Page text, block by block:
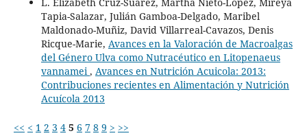
Tapia-Salazar, Julián Gamboa-Delgado, Maribel
Maldonado-Muñiz, David Villarreal-Cavazos, Denis
Ricque-Marie, Avances en la Valoración de Macroalgas
del Género Ulva como Nutracéutico en Litopenaeus
vannamei, Avances en Nutrición Acuicola: 2013:
Contribuciones recientes en Alimentación y Nutrición
Acuícola 2013
<< < 1 2 3 4 5 6 7 8 9 > >>